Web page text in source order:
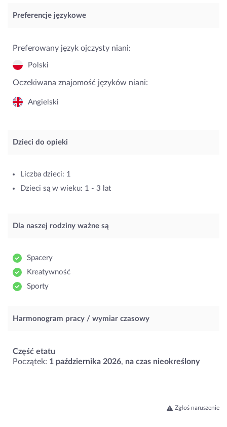
Preferencje językowe
Preferowany język ojczysty niani:
Polski
Oczekiwana znajomość języków niani:
Angielski
Dzieci do opieki
Liczba dzieci: 1
Dzieci są w wieku: 1 - 3 lat
Dla naszej rodziny ważne są
Spacery
Kreatywność
Sporty
Harmonogram pracy / wymiar czasowy
Część etatu
Początek: 1 października 2026, na czas nieokreślony
Zgłoś naruszenie